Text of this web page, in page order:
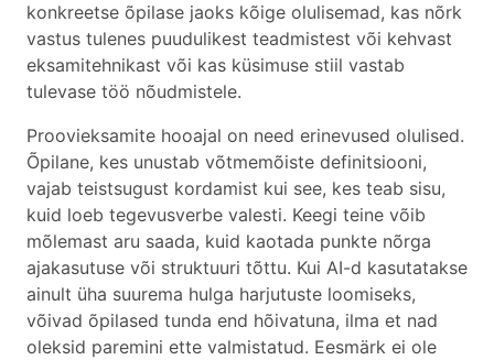
konkreetse õpilase jaoks kõige olulisemad, kas nõrk
vastus tulenes puudulikest teadmistest või kehvast
eksamitehnikast või kas küsimuse stiil vastab
tulevase töö nõudmistele.
Proovieksamite hooajal on need erinevused olulised.
Õpilane, kes unustab võtmemõiste definitsiooni,
vajab teistsugust kordamist kui see, kes teab sisu,
kuid loeb tegevusverbe valesti. Keegi teine võib
mõlemast aru saada, kuid kaotada punkte nõrga
ajakasutuse või struktuuri tõttu. Kui AI-d kasutatakse
ainult üha suurema hulga harjutuste loomiseks,
võivad õpilased tunda end hõivatuna, ilma et nad
oleksid paremini ette valmistatud. Eesmärk ei ole